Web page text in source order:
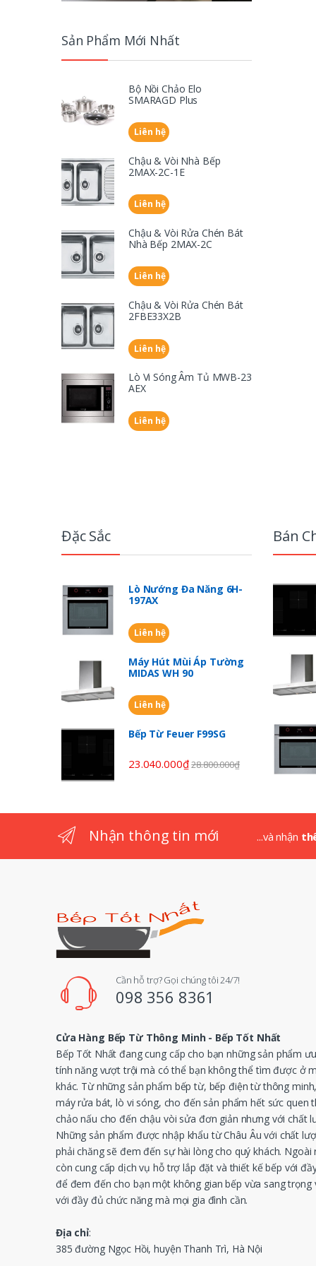
Sản Phẩm Mới Nhất
Bộ Nồi Chảo Elo
SMARAGD Plus
Liên hệ
Chậu & Vòi Nhà Bếp
2MAX-2C-1E
Liên hệ
Chậu & Vòi Rửa Chén Bát
Nhà Bếp 2MAX-2C
Liên hệ
Chậu & Vòi Rửa Chén Bát
2FBE33X2B
Liên hệ
Lò Vi Sóng Âm Tủ MWB-23
AEX
Liên hệ
s
Đặc Sắc
Lò Nướng Đa Năng 6H-
197AX
Liên hệ
Máy Hút Mùi Áp Tường
MIDAS WH 90
Liên hệ
Bếp Từ Feuer F99SG
23.040.000₫ 28.800.000₫
Bán
Nhận thông tin mới ...và nhận
Cần hỗ trợ? Gọi chúng tôi 24/7!
098 356 8361
Cửa Hàng Bếp Từ Thông Minh - Bếp Tốt Nhất
Bếp Tốt Nhất đang cung cấp cho bạn những sản phẩm
tính năng vượt trội mà có thể bạn không thể tìm được ở
khác. Từ những sản phẩm bếp từ, bếp điện từ thông
máy rửa bát, lò vi sóng, cho đến sản phẩm hết sức quen
chảo nấu cho đến chậu vòi sửa đơn giản nhưng với chất
Những sản phẩm được nhập khẩu từ Châu Âu với chất
phải chăng sẽ đem đến sự hài lòng cho quý khách. Ngoài
còn cung cấp dịch vụ hỗ trợ lắp đặt và thiết kế bếp với
để đem đến cho bạn một không gian bếp vừa sang trọng
với đầy đủ chức năng mà mọi gia đình cần.
Địa chỉ:
385 đường Ngọc Hồi, huyện Thanh Trì, Hà Nội